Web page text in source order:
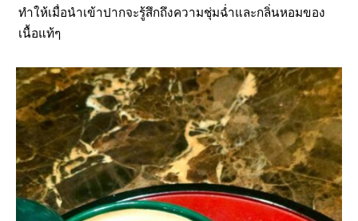
ทำให้เมื่อนำเข้าปากจะรู้สึกถึงความชุ่มฉ่ำและกลิ่นหอมของ
เนื้อแท้ๆ